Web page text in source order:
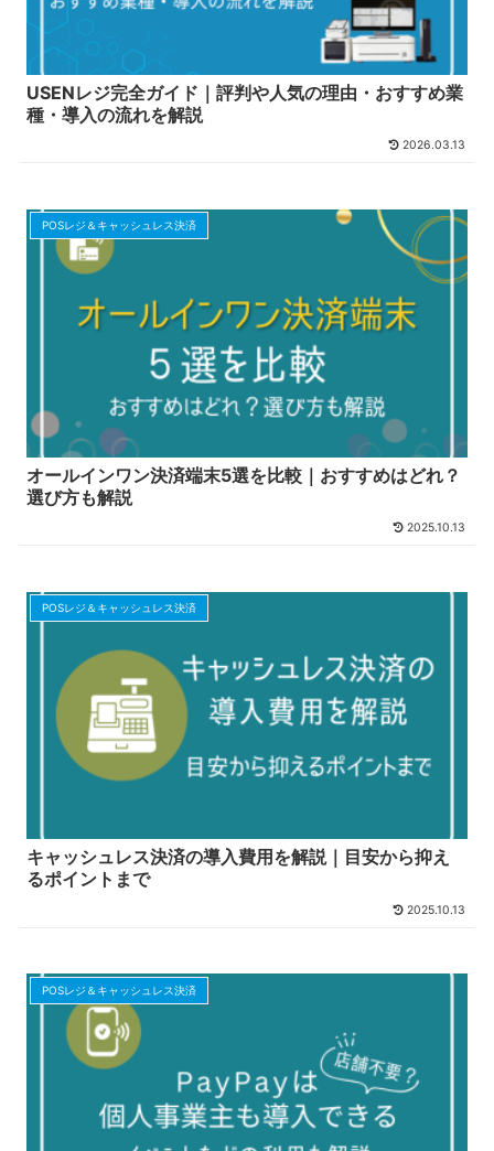
USENレジ完全ガイド｜評判や人気の理由・おすすめ業
種・導入の流れを解説
2026.03.13
POSレジ＆キャッシュレス決済
オールインワン決済端末5選を比較｜おすすめはどれ？
選び方も解説
2025.10.13
POSレジ＆キャッシュレス決済
キャッシュレス決済の導入費用を解説｜目安から抑え
るポイントまで
2025.10.13
POSレジ＆キャッシュレス決済